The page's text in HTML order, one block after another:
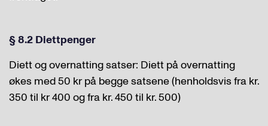
§ 8.2 Diettpenger
Diett og overnatting satser: Diett på overnatting
økes med 50 kr på begge satsene (henholdsvis fra kr.
350 til kr 400 og fra kr. 450 til kr. 500)